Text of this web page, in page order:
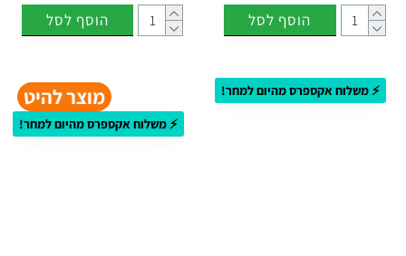
הוסף לסל הוסף לסל
⚡ משלוח אקספרס מהיום למחר! מוצר להיט
⚡ משלוח אקספרס מהיום למחר!